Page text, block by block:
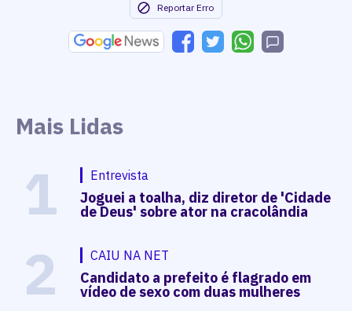
Reportar Erro
Mais Lidas
1 Entrevista
Joguei a toalha, diz diretor de 'Cidade
de Deus' sobre ator na cracolândia
2 CAIU NA NET
Candidato a prefeito é flagrado em
vídeo de sexo com duas mulheres